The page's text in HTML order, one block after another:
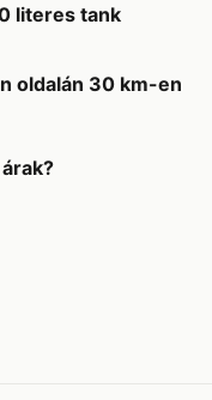
literes tank
oldalán 30 km-en